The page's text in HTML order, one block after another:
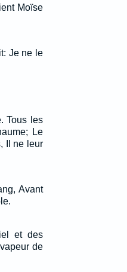
Moïse
Je ne le
Tous les
Le
Il ne leur
Avant
et des
de